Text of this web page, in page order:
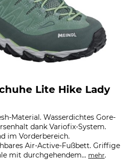
Lite Hike Lady
Material. Wasserdichtes Gore-
dank Variofix-System.
im Vorderbereich.
Air-Active-Fußbett. Griffige
mit durchgehendem... mehr.